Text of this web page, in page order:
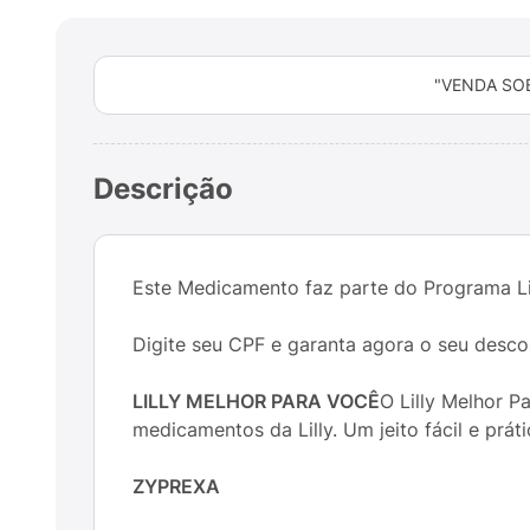
"VENDA
Descrição
Este Medicamento faz parte do Programa
Digite seu CPF e garanta agora o seu
LILLY MELHOR PARA VOCÊO Lilly Melhor
medicamentos da Lilly. Um jeito fácil e
ZYPREXA